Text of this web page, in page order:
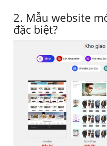
2. Mẫu website
đặc biệt?